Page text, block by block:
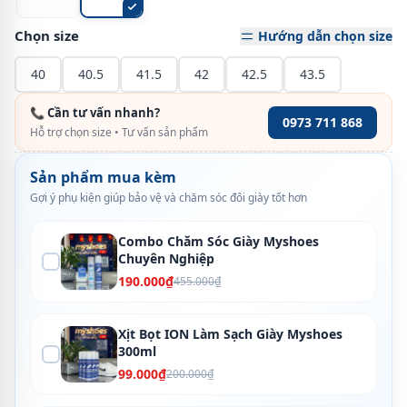
Chọn size Hướng dẫn chọn size
40 40.5 41.5 42 42.5 43.5
📞 Cần tư vấn nhanh?
Hỗ trợ chọn size • Tư vấn sản phẩm
0973 711 868
Sản phẩm mua kèm
Gợi ý phụ kiện giúp bảo vệ và chăm sóc đôi giày tốt hơn
Combo Chăm Sóc Giày Myshoes
Chuyên Nghiệp
190.000₫455.000₫
Xịt Bọt ION Làm Sạch Giày Myshoes
300ml
99.000₫200.000₫